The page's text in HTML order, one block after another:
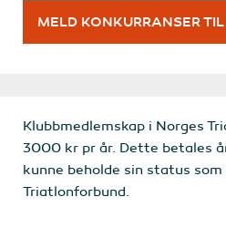
MELD KONKURRANSER
Klubbmedlemskap i Norges
3000 kr pr år. Dette betales
kunne beholde sin status
Triatlonforbund.